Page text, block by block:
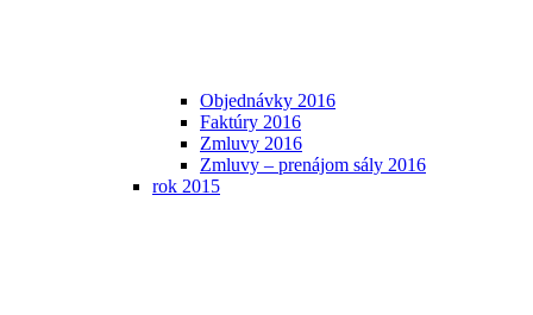
Objednávky 2016
Faktúry 2016
Zmluvy 2016
Zmluvy – prenájom sály 2016
rok 2015